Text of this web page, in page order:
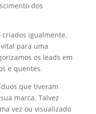
dos
criados igualmente.
para uma
os leads em
e quentes.
que tiveram
marca. Talvez
vez ou visualizado